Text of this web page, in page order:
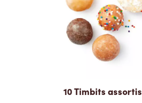
10 Timbits assortis